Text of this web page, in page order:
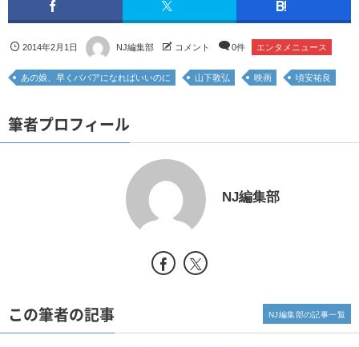
2014年2月1日 NJ編集部 コメント 0件 エンタメニュース
あの娘、早くババアになればいいのに 山下敦弘 映画 頃安祐良
筆者プロフィール
NJ編集部
この筆者の記事 NJ編集部の記事一覧